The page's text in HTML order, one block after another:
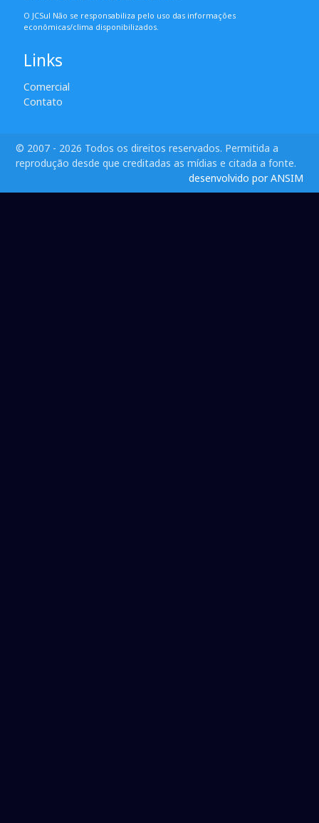
O JCSul Não se responsabiliza pelo uso das informações
econômicas/clima disponibilizados.
Links
Comercial
Contato
© 2007 - 2026 Todos os direitos reservados. Permitida a
reprodução desde que creditadas as mídias e citada a fonte.
desenvolvido por ANSIM